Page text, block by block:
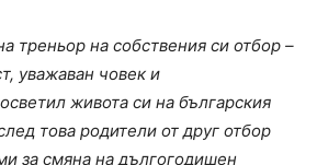
треньор на собствения си отбор –
уважаван човек и
живота си на българския
това родители от друг отбор
за смяна на дългогодишен